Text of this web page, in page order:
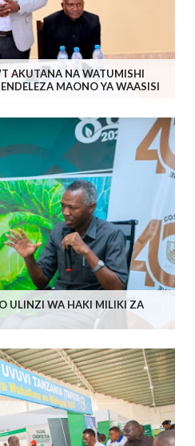
AKUTANA NA WATUMISHI
MAONO YA WAASISI
ULINZI WA HAKI MILIKI ZA